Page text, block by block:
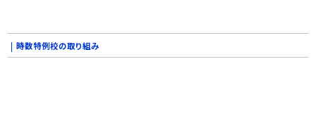
時数特例校の取り組み